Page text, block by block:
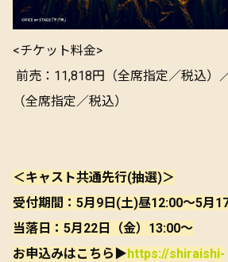
<チケット料金>
前売：11,818円（全席指定／税込）
（全席指定／税込）
＜キャスト共通先行(抽選)＞
受付期間：5月9日(土)昼12:00～5月
当落日：5月22日（金）13:00～
お申込みはこちら▶https://shiraishi-